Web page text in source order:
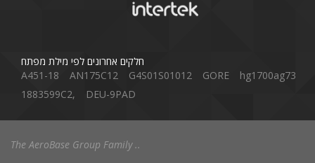
חלקים אחרונים לפי מילת מפתח
A451-18
AN175C12 G4S01S01012 GORE
hg1700ag73
1883599C2,
DEU-9PAD
The AeroBase Group Family ..